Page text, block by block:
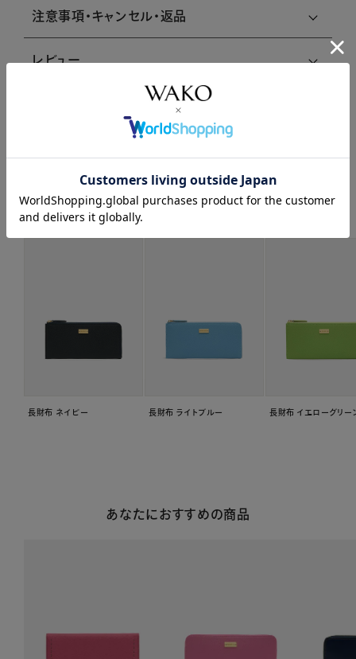
注意事項・キャンセル・返品
レビュー
レビューはありません。
関連商品はこちら
長財布 ネイビー 長財布 ライトブルー 長財布 イエローグリー
あなたにおすすめの商品